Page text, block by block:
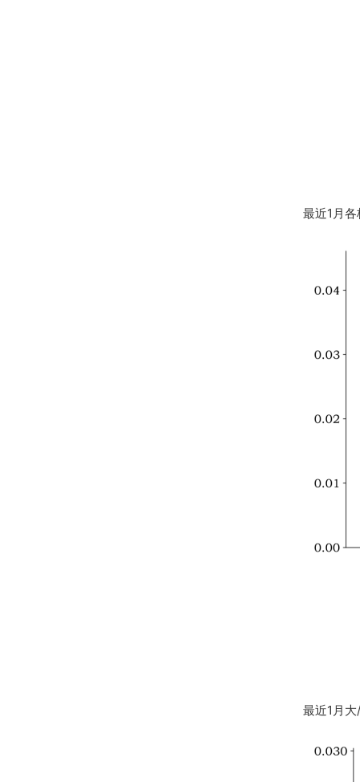
最近1月
最近1月